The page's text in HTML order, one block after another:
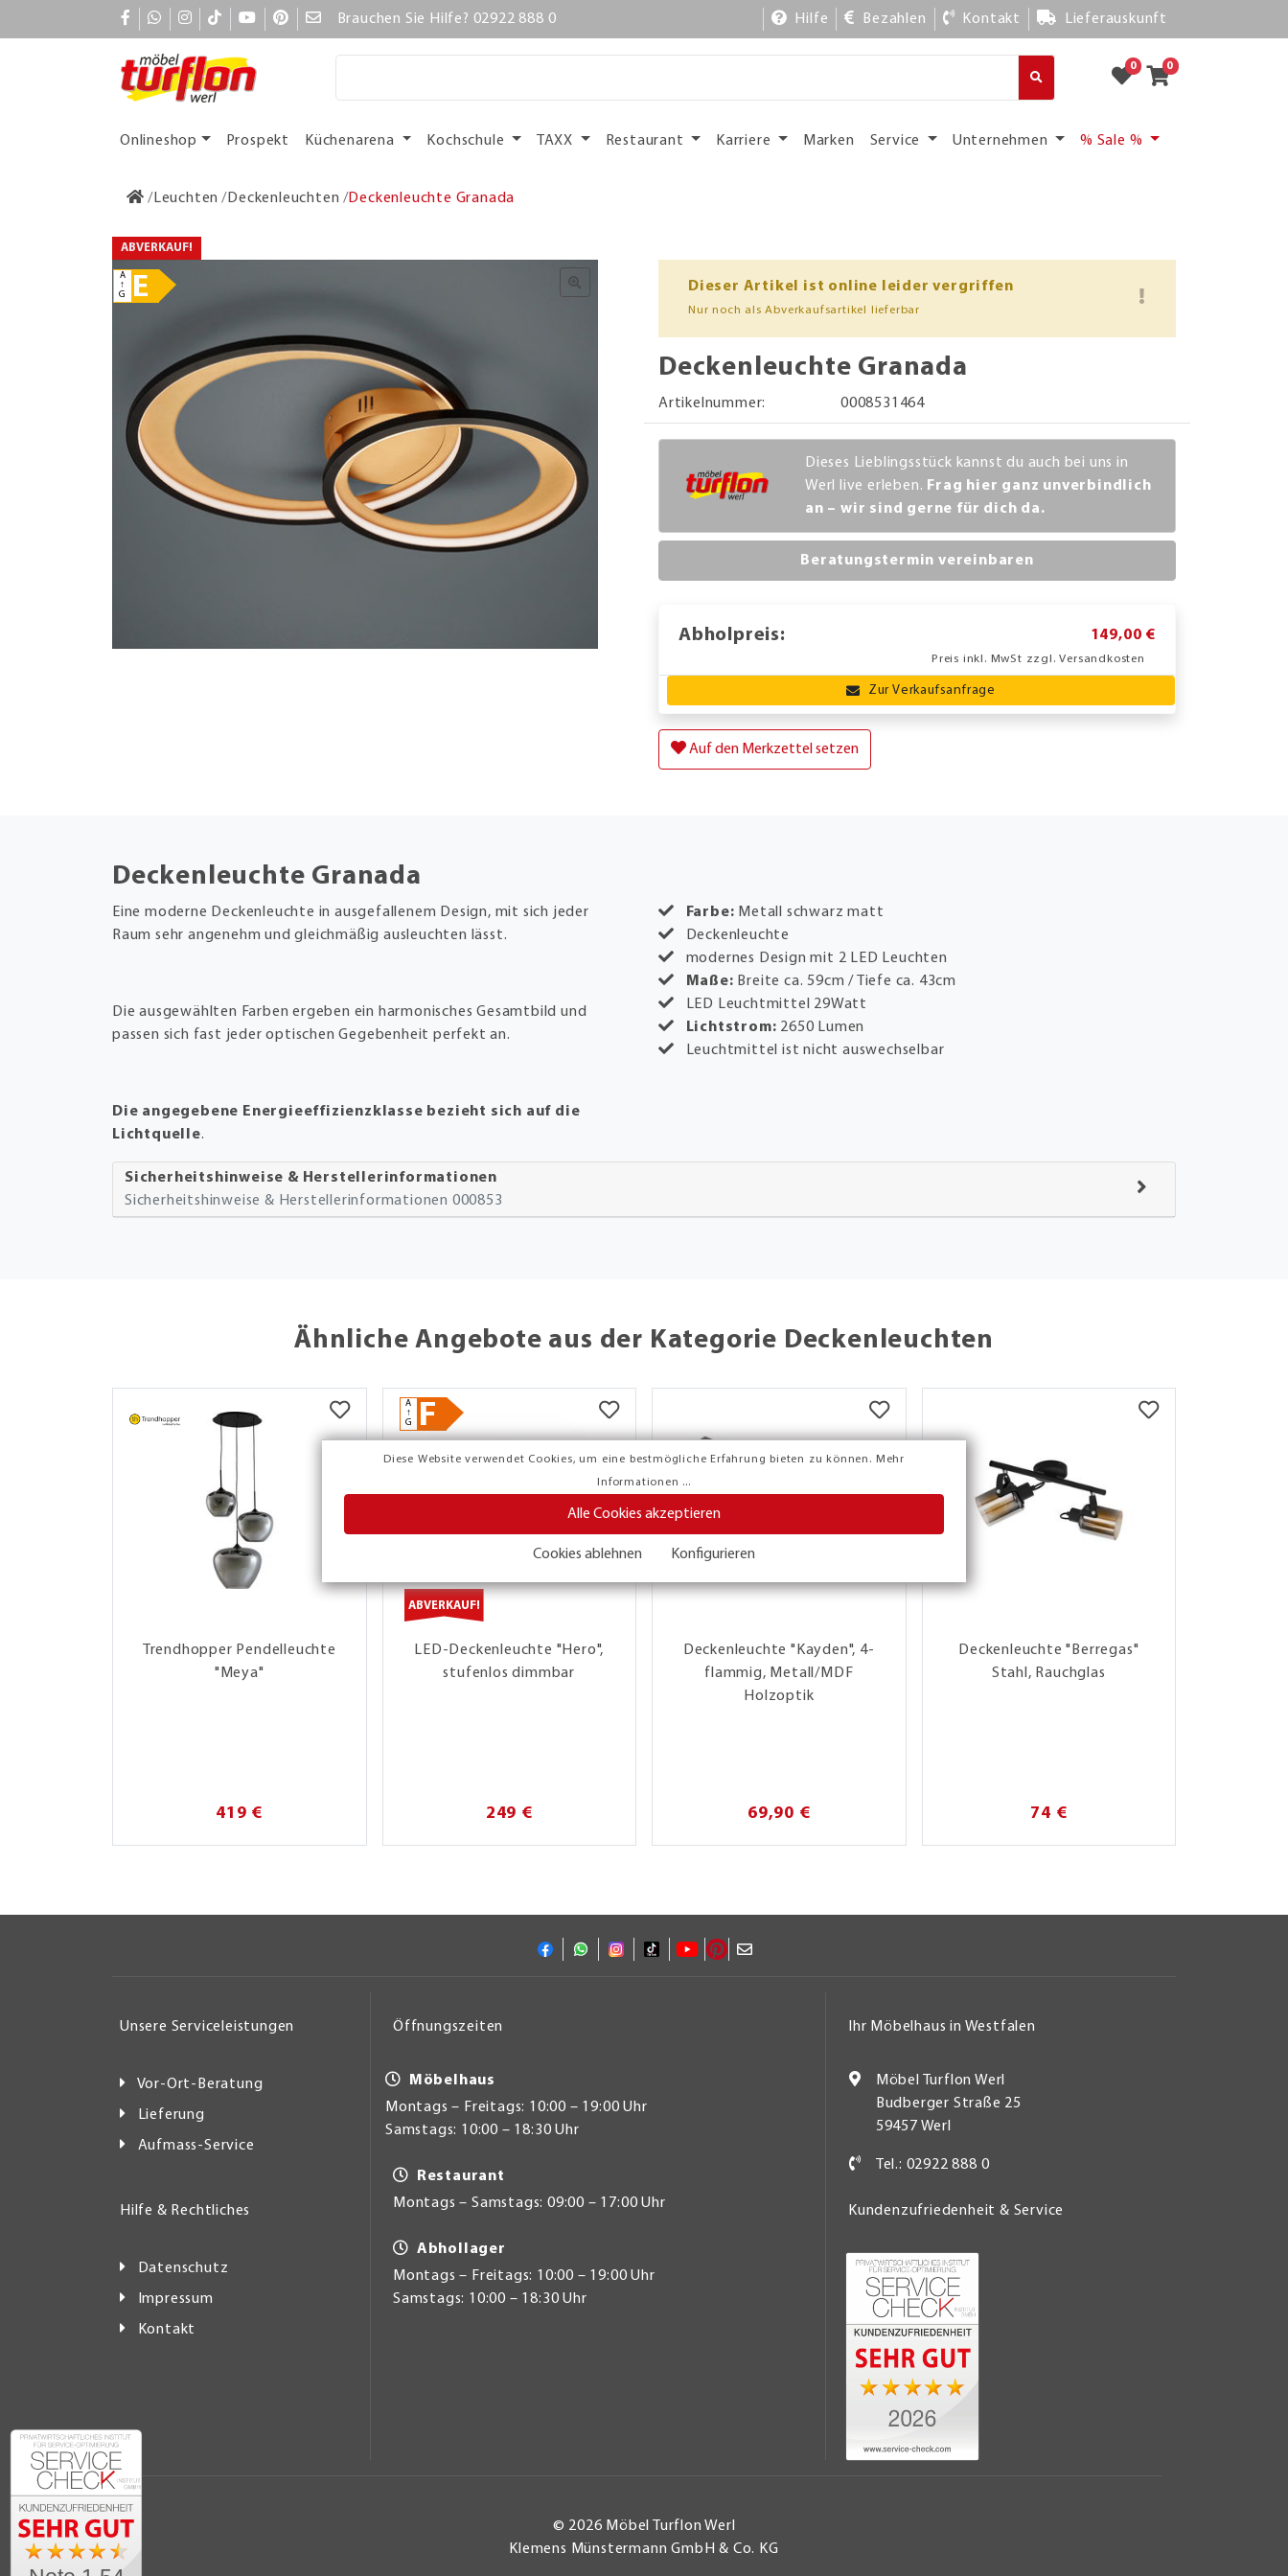
Diese Website verwendet Cookies, um eine bestmögliche Erfahrung bieten zu können. Mehr
Informationen ...
Alle Cookies akzeptieren
Cookies ablehnen Konfigurieren
Brauchen Sie Hilfe? 02922 888 0 Hilfe Bezahlen Kontakt Lieferauskunft
0 0
Onlineshop Prospekt Küchenarena Kochschule TAXX Restaurant Karriere Marken Service Unternehmen % Sale %
Leuchten Deckenleuchten Deckenleuchte Granada
ABVERKAUF!
A
↑
G
E Dieser Artikel ist online leider vergriffen
Nur noch als Abverkaufsartikel lieferbar
Deckenleuchte Granada
Artikelnummer: 0008531464
Dieses Lieblingsstück kannst du auch bei uns in
Werl live erleben. Frag hier ganz unverbindlich
an – wir sind gerne für dich da.
Beratungstermin vereinbaren
Abholpreis: 149,00 €
Preis inkl. MwSt zzgl. Versandkosten
Zur Verkaufsanfrage
Auf den Merkzettel setzen
Deckenleuchte Granada
Eine moderne Deckenleuchte in ausgefallenem Design, mit sich jeder
Raum sehr angenehm und gleichmäßig ausleuchten lässt.
Die ausgewählten Farben ergeben ein harmonisches Gesamtbild und
passen sich fast jeder optischen Gegebenheit perfekt an.
Die angegebene Energieeffizienzklasse bezieht sich auf die
Lichtquelle.
Farbe: Metall schwarz matt
Deckenleuchte
modernes Design mit 2 LED Leuchten
Maße: Breite ca. 59cm / Tiefe ca. 43cm
LED Leuchtmittel 29Watt
Lichtstrom: 2650 Lumen
Leuchtmittel ist nicht auswechselbar
Sicherheitshinweise & Herstellerinformationen
Sicherheitshinweise & Herstellerinformationen 000853
Ähnliche Angebote aus der Kategorie Deckenleuchten
Trendhopper Pendelleuchte
"Meya"
419 €
A
↑
G
F
ABVERKAUF!
LED-Deckenleuchte "Hero",
stufenlos dimmbar
249 €
Deckenleuchte "Kayden", 4-
flammig, Metall/MDF
Holzoptik
69,90 €
Deckenleuchte "Berregas"
Stahl, Rauchglas
74 €
Unsere Serviceleistungen
Vor-Ort-Beratung
Lieferung
Aufmass-Service
Hilfe & Rechtliches
Datenschutz
Impressum
Kontakt
Öffnungszeiten
Möbelhaus
Montags – Freitags: 10:00 – 19:00 Uhr
Samstags: 10:00 – 18:30 Uhr
Restaurant
Montags – Samstags: 09:00 – 17:00 Uhr
Abhollager
Montags – Freitags: 10:00 – 19:00 Uhr
Samstags: 10:00 – 18:30 Uhr
Ihr Möbelhaus in Westfalen
Möbel Turflon Werl
Budberger Straße 25
59457 Werl
Tel.: 02922 888 0
Kundenzufriedenheit & Service
© 2026 Möbel Turflon Werl
Klemens Münstermann GmbH & Co. KG